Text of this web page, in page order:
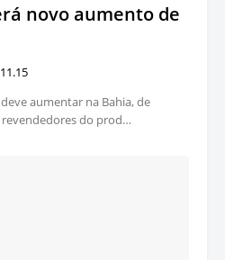
novo aumento de
aumentar na Bahia, de
do prod…